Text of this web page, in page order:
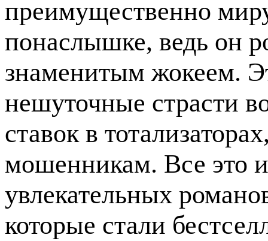
преимущественно
понаслышке, ведь он
знаменитым жокеем.
нешуточные страсти
ставок в
мошенникам. Все это
увлекательных
которые стали